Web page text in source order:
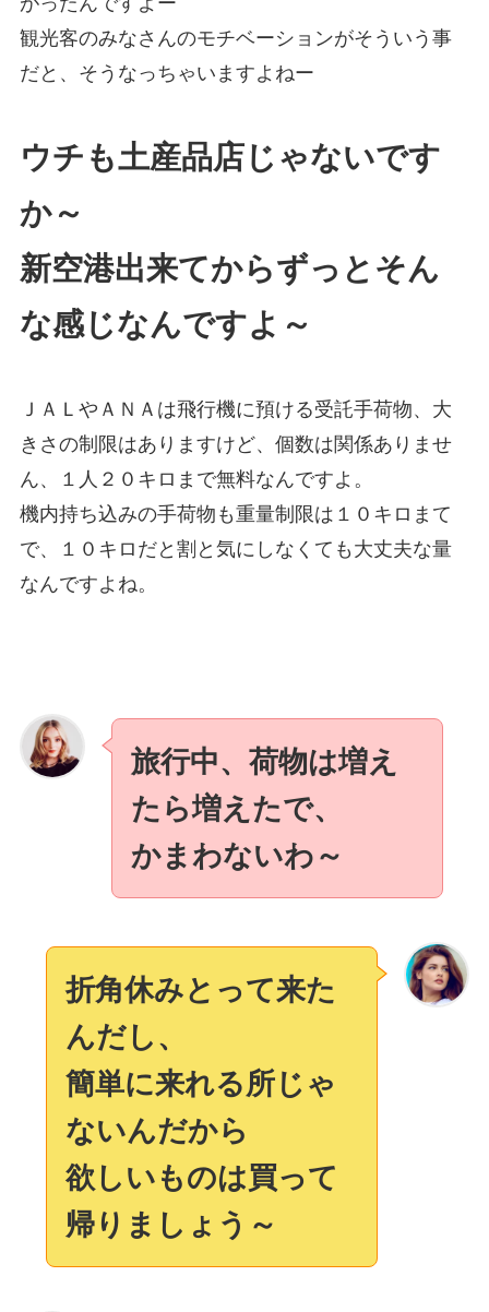
観光客のみなさんのモチベーションがそういう事
だと、そうなっちゃいますよねー
ウチも土産品店じゃないです
か～
新空港出来てからずっとそん
な感じなんですよ～
ＪＡＬやＡＮＡは飛行機に預ける受託手荷物、大
きさの制限はありますけど、個数は関係ありませ
ん、１人２０キロまで無料なんですよ。
機内持ち込みの手荷物も重量制限は１０キロまて
で、１０キロだと割と気にしなくても大丈夫な量
なんですよね。
旅行中、荷物は増え
たら増えたで、
かまわないわ～
折角休みとって来た
んだし、
簡単に来れる所じゃ
ないんだから
欲しいものは買って
帰りましょう～